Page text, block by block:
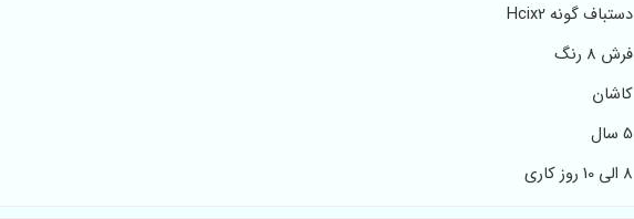
دستباف گونه Hcix2
فرش 8 رنگ
کاشان
5 سال
8 الی 10 روز کاری